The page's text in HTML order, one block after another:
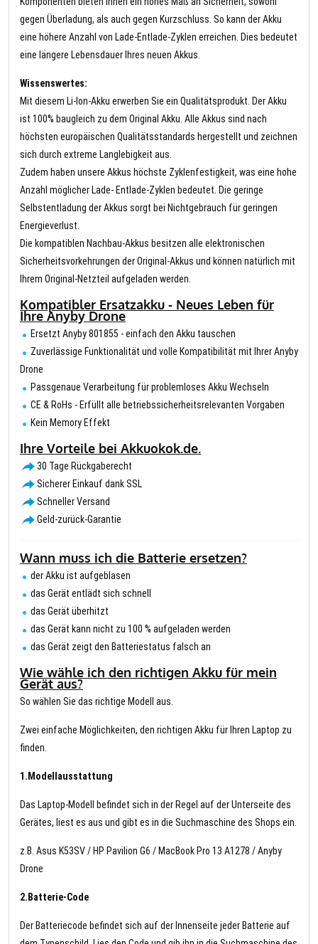
gegen Überladung, als auch gegen Kurzschluss. So kann der Akku
eine höhere Anzahl von Lade-Entlade-Zyklen erreichen. Dies bedeutet
eine längere Lebensdauer Ihres neuen Akkus.
Wissenswertes:
Mit diesem Li-Ion-Akku erwerben Sie ein Qualitätsprodukt. Der Akku
ist 100% baugleich zu dem Original Akku. Alle Akkus sind nach
höchsten europäischen Qualitätsstandards hergestellt und zeichnen
sich durch extreme Langlebigkeit aus.
Zudem haben unsere Akkus höchste Zyklenfestigkeit, was eine hohe
Anzahl möglicher Lade- Entlade-Zyklen bedeutet. Die geringe
Selbstentladung der Akkus sorgt bei Nichtgebrauch für geringen
Energieverlust.
Die kompatiblen Nachbau-Akkus besitzen alle elektronischen
Sicherheitsvorkehrungen der Original-Akkus und können natürlich mit
Ihrem Original-Netzteil aufgeladen werden.
Kompatibler Ersatzakku - Neues Leben für
Ihre Anyby Drone
Ersetzt Anyby 801855 - einfach den Akku tauschen
Zuverlässige Funktionalität und volle Kompatibilität mit Ihrer Anyby
Drone
Passgenaue Verarbeitung für problemloses Akku Wechseln
CE & RoHs - Erfüllt alle betriebssicherheitsrelevanten Vorgaben
Kein Memory Effekt
Ihre Vorteile bei Akkuokok.de.
30 Tage Rückgaberecht
Sicherer Einkauf dank SSL
Schneller Versand
Geld-zurück-Garantie
Wann muss ich die Batterie ersetzen?
der Akku ist aufgeblasen
das Gerät entlädt sich schnell
das Gerät überhitzt
das Gerät kann nicht zu 100 % aufgeladen werden
das Gerät zeigt den Batteriestatus falsch an
Wie wähle ich den richtigen Akku für mein
Gerät aus?
So wählen Sie das richtige Modell aus.
Zwei einfache Möglichkeiten, den richtigen Akku für Ihren Laptop zu
finden.
1.Modellausstattung
Das Laptop-Modell befindet sich in der Regel auf der Unterseite des
Gerätes, liest es aus und gibt es in die Suchmaschine des Shops ein.
z.B. Asus K53SV / HP Pavilion G6 / MacBook Pro 13 A1278 / Anyby
Drone
2.Batterie-Code
Der Batteriecode befindet sich auf der Innenseite jeder Batterie auf